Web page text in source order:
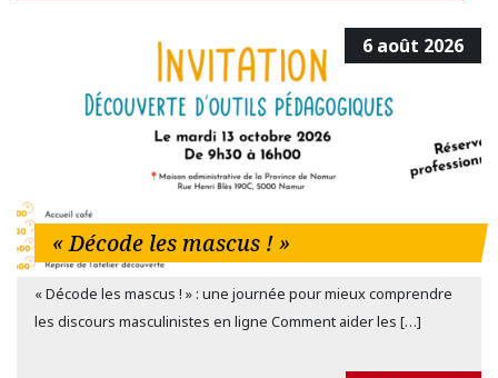
6 août 2026
« Décode les mascus ! »
« Décode les mascus ! » : une journée pour mieux comprendre
les discours masculinistes en ligne Comment aider les […]